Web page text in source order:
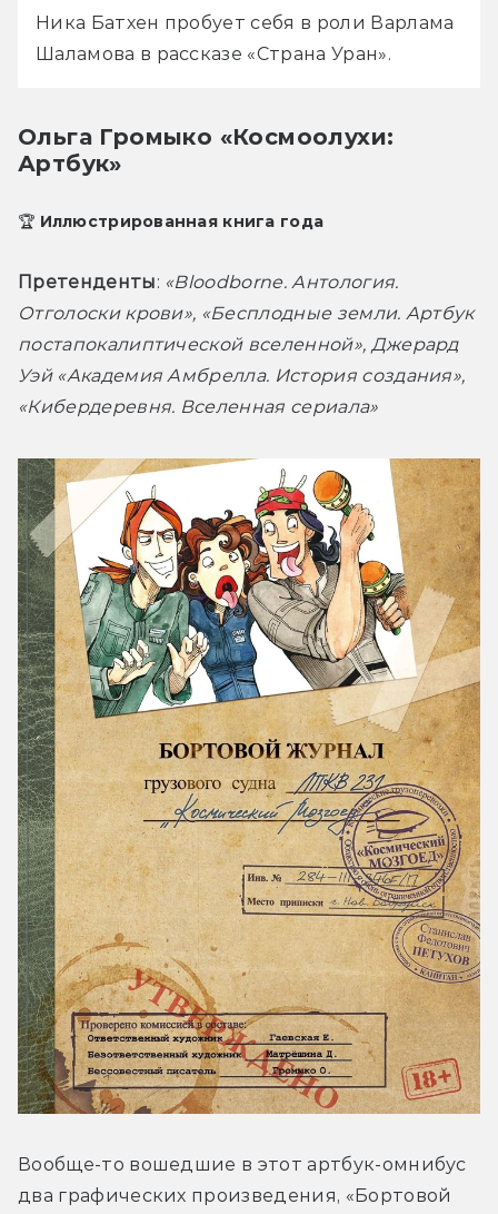
Ника Батхен пробует себя в роли Варлама
Шаламова в рассказе «Страна Уран».
Ольга Громыко «Космоолухи:
Артбук»
🏆 Иллюстрированная книга года
Претенденты: «Bloodborne. Антология.
Отголоски крови», «Бесплодные земли. Артбук
постапокалиптической вселенной», Джерард
Уэй «Академия Амбрелла. История создания»,
«Кибердеревня. Вселенная сериала»
Вообще-то вошедшие в этот артбук-омнибус
два графических произведения, «Бортовой